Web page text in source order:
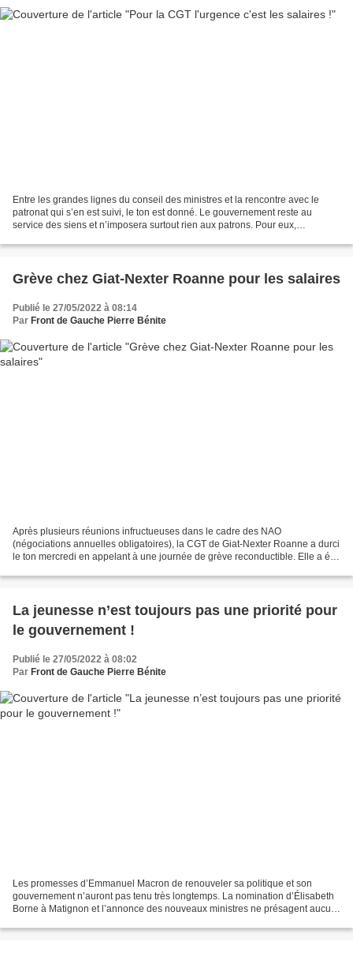
Entre les grandes lignes du conseil des ministres et la rencontre avec le
patronat qui s’en est suivi, le ton est donné. Le gouvernement reste au
service des siens et n’imposera surtout rien aux patrons. Pour eux,
Grève chez Giat-Nexter Roanne pour les salaires
Publié le 27/05/2022 à 08:14
Par Front de Gauche Pierre Bénite
Après plusieurs réunions infructueuses dans le cadre des NAO
(négociations annuelles obligatoires), la CGT de Giat-Nexter Roanne a durci
le ton mercredi en appelant à une journée de grève reconductible. Elle a été
La jeunesse n’est toujours pas une priorité pour
le gouvernement !
Publié le 27/05/2022 à 08:02
Par Front de Gauche Pierre Bénite
Les promesses d’Emmanuel Macron de renouveler sa politique et son
gouvernement n’auront pas tenu très longtemps. La nomination d’Élisabeth
Borne à Matignon et l’annonce des nouveaux ministres ne présagent aucun